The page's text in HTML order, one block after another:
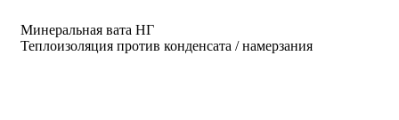
Минеральная вата НГ
Теплоизоляция против конденсата / намерзания